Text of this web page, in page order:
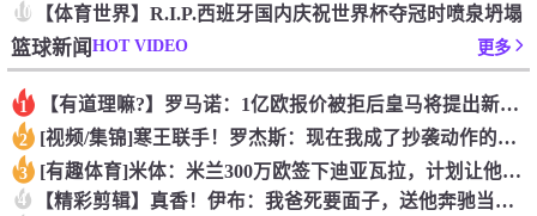
10 【体育世界】R.I.P.西班牙国内庆祝世界杯夺冠时喷泉坍塌
篮球新闻HOT VIDEO 更多
1 【有道理嘛?】罗马诺：1亿欧报价被拒后皇马将提出新报价，迪奥
2 [视频/集锦]寒王联手！罗杰斯：现在我成了抄袭动作的，帕尔默
3 [有趣体育]米体：米兰300万欧签下迪亚瓦拉，计划让他担任帕
4 【精彩剪辑】真香！伊布：我爸死要面子，送他奔驰当面不要，背后